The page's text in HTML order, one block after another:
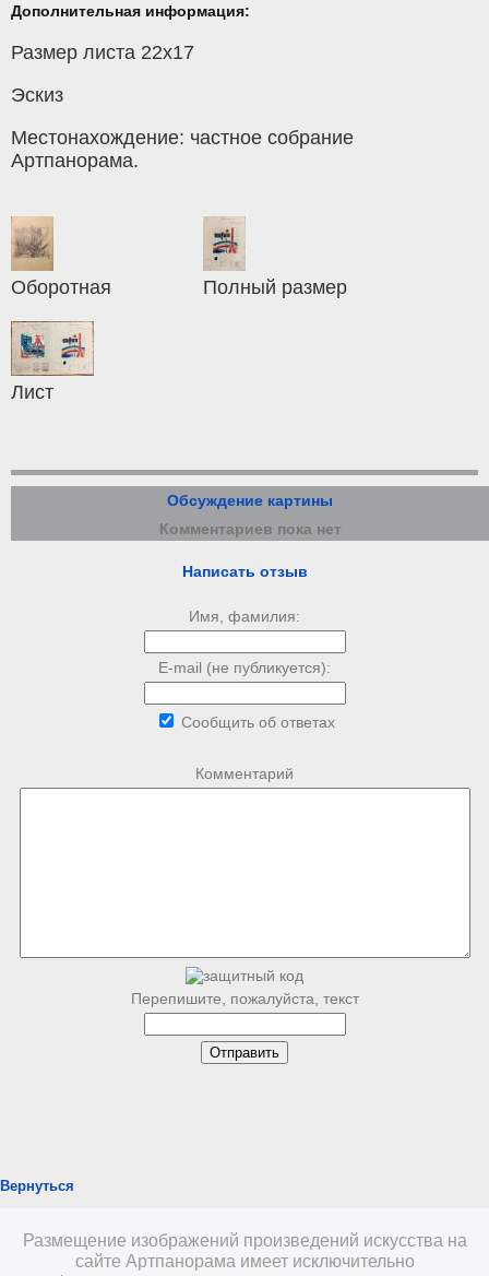
Дополнительная информация:
Размер листа 22х17
Эскиз
Местонахождение: частное собрание
Артпанорама.
Оборотная Полный размер
Лист
Обсуждение картины
Комментариев пока нет
Написать отзыв
Имя, фамилия:
E-mail (не публикуется):
Сообщить об ответах
Комментарий
Перепишите, пожалуйста, текст
Вернуться
Размещение изображений произведений искусства на
сайте Артпанорама имеет исключительно